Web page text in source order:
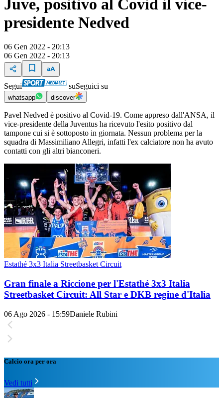
Juve, positivo al Covid il vice-
presidente Nedved
06 Gen 2022 - 20:13
06 Gen 2022 - 20:13
Segui suSeguici su
whatsapp discover
Pavel Nedved è positivo al Covid-19. Come appreso dall'ANSA, il
vice-presidente della Juventus ha ricevuto l'esito positivo dal
tampone cui si è sottoposto in giornata. Nessun problema per la
squadra di Massimiliano Allegri, infatti l'ex calciatore non ha avuto
contatti con gli altri bianconeri.
Estathé 3x3 Italia Streetbasket Circuit
Gran finale a Riccione per l'Estathé 3x3 Italia
Streetbasket Circuit: All Star e DKB regine d'Italia
06 Ago 2026 - 15:59Daniele Rubini
Calcio ora per ora
Vedi tutti